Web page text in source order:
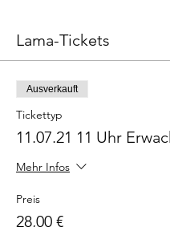
Lama-Tickets
Ausverkauft
Tickettyp
11.07.21 11 Uhr
Mehr Infos
Preis
28,00 €